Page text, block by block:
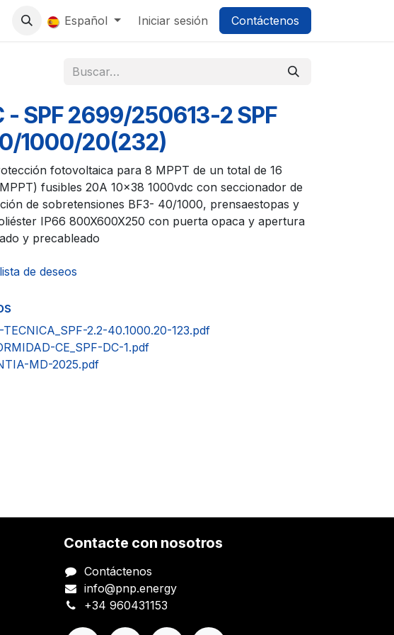
0 Español Iniciar sesión Contáctenos
- SPF 2699/250613-2 SPF
1000/20(232)
fotovoltaica para 8 MPPT de un total de 16
fusibles 20A 10x38 1000vdc con seccionador de
de sobretensiones BF3- 40/1000, prensaestopas y
IP66 800X600X250 con puerta opaca y apertura
y precableado
de deseos
TECNICA_SPF-2.2-40.1000.20-123.pdf
CE_SPF-DC-1.pdf
MD-2025.pdf
Contacte con nosotros
Contáctenos
info@pnp.energy
+34 960431153